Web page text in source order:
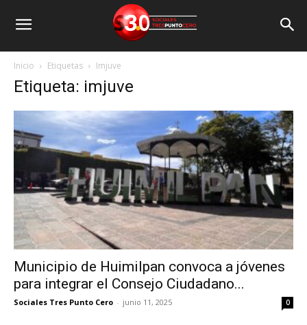
Inicio Etiquetas Imjuve
Etiqueta: imjuve
Municipio de Huimilpan convoca a jóvenes
para integrar el Consejo Ciudadano...
Sociales Tres Punto Cero - junio 11, 2025 0